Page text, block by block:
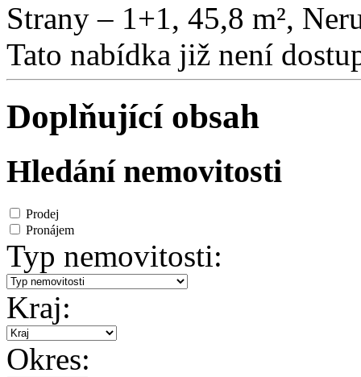
Strany – 1+1, 45,8 m²,
Tato nabídka již není
Doplňující obsah
Hledání nemovitosti
Prodej
Pronájem
Typ nemovitosti:
Kraj:
Okres: